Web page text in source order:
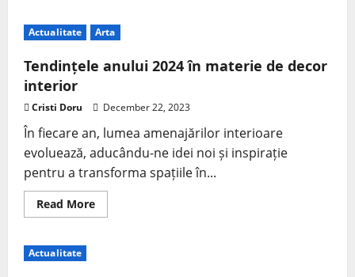
Actualitate Arta
Tendințele anului 2024 în materie de decor
interior
Cristi Doru December 22, 2023
În fiecare an, lumea amenajărilor interioare
evoluează, aducându-ne idei noi și inspirație
pentru a transforma spațiile în...
Read More
Actualitate